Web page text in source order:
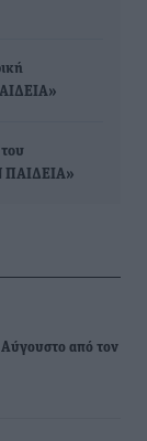
ΠΑΙΔΕΙΑ»
Αύγουστο από τον